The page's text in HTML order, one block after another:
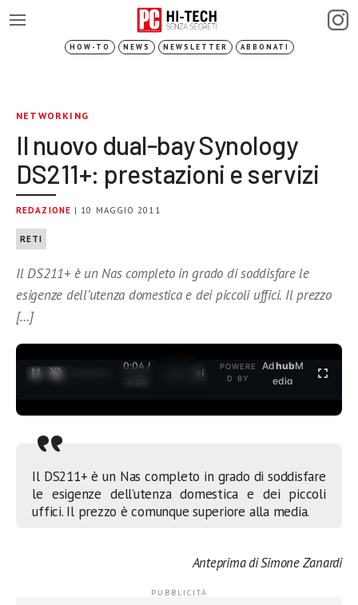
HOW-TO NEWS NEWSLETTER ABBONATI
NETWORKING
Il nuovo dual-bay Synology
DS211+: prestazioni e servizi
REDAZIONE | 10 MAGGIO 2011
RETI
Il DS211+ è un Nas completo in grado di soddisfare le
esigenze dell’utenza domestica e dei piccoli uffici. Il prezzo
[…]
0:04 /
3:35
POWERE
D BY
AdhubM
edia
Il DS211+ è un Nas completo in grado di soddisfare
le esigenze dell’utenza domestica e dei piccoli
uffici. Il prezzo è comunque superiore alla media.
Anteprima di Simone Zanardi